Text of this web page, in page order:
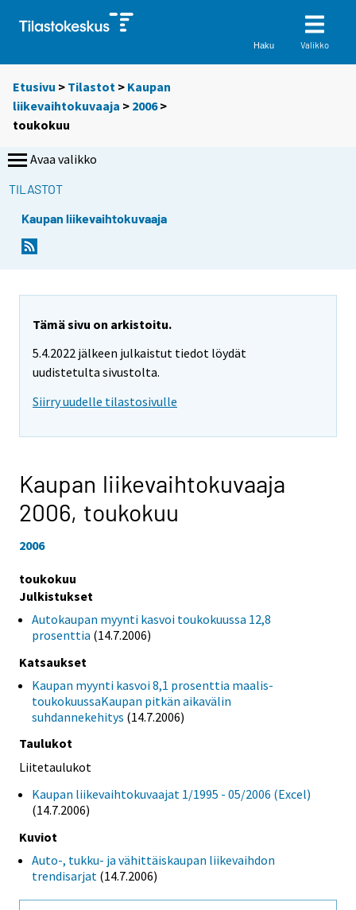
Haku Valikko
Etusivu > Tilastot > Kaupan
liikevaihtokuvaaja > 2006>
toukokuu
Avaa valikko
TILASTOT
Kaupan liikevaihtokuvaaja
Tämä sivu on arkistoitu.
5.4.2022 jälkeen julkaistut tiedot löydät
uudistetulta sivustolta.
Siirry uudelle tilastosivulle
Kaupan liikevaihtokuvaaja
2006, toukokuu
2006
toukokuu
Julkistukset
Autokaupan myynti kasvoi toukokuussa 12,8
prosenttia (14.7.2006)
Katsaukset
Kaupan myynti kasvoi 8,1 prosenttia maalis-
toukokuussaKaupan pitkän aikavälin
suhdannekehitys (14.7.2006)
Taulukot
Liitetaulukot
Kaupan liikevaihtokuvaajat 1/1995 - 05/2006 (Excel)
(14.7.2006)
Kuviot
Auto-, tukku- ja vähittäiskaupan liikevaihdon
trendisarjat (14.7.2006)